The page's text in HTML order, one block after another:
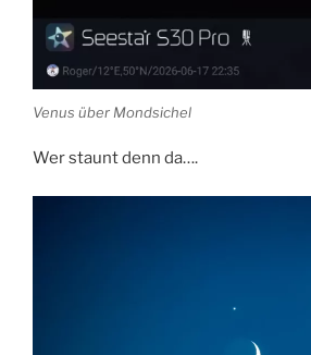
Venus über Mondsichel
Wer staunt denn da….